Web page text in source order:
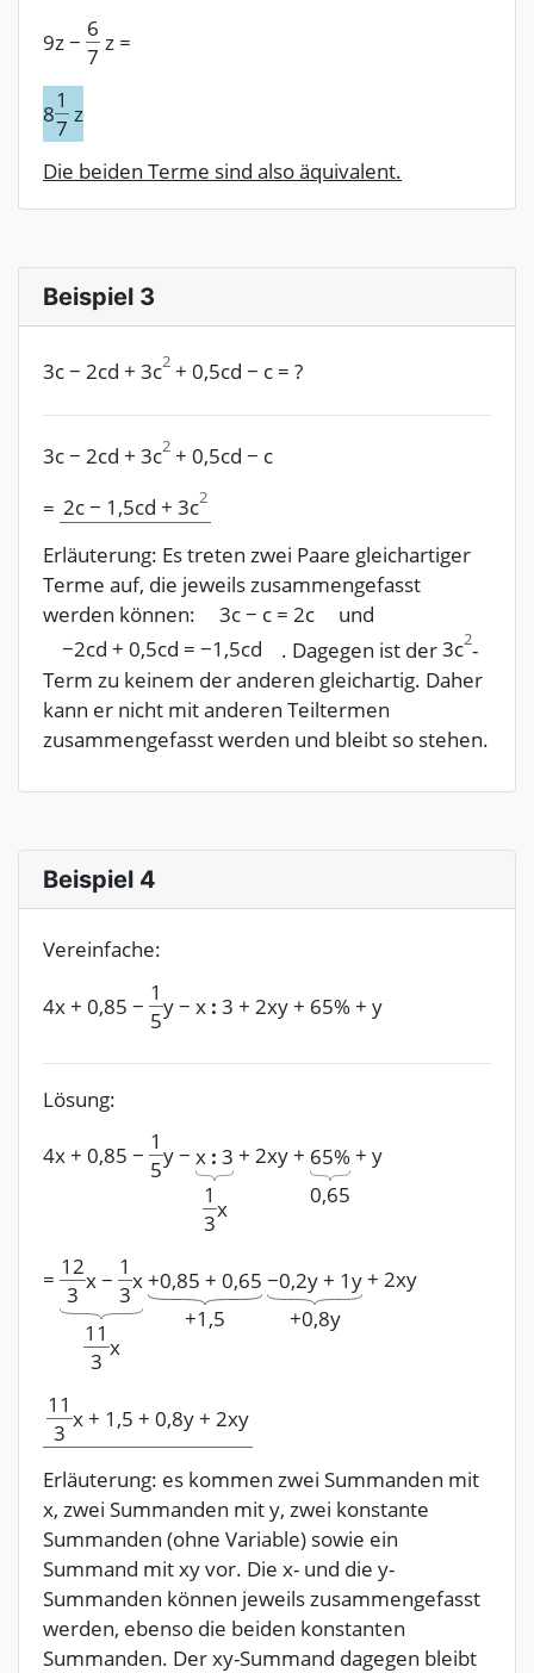
9z−
6
7
z =
8
1
7
z
Die beiden Terme sind also äquivalent.
Beispiel 3
3c− 2cd + 3c2 + 0,5cd − c = ?
3c− 2cd + 3c2 + 0,5cd − c
= 2c− 1,5cd + 3c2
Erläuterung: Es treten zwei Paare gleichartiger
Terme auf, die jeweils zusammengefasst
werden können:
3c− c = 2c
und
−2cd + 0,5cd = −1,5cd . Dagegen ist der3c2-
Term zu keinem der anderen gleichartig. Daher
kann er nicht mit anderen Teiltermen
zusammengefasst werden und bleibt so stehen.
Beispiel 4
Vereinfache:
4x+ 0,85 −
1
5
y− x : 3 + 2xy+ 65% + y
Lösung:
4x+ 0,85 −
1
5
y− x : 3
1
3
x
+ 2xy+ 65%
0,65
+ y
= 12
3
x−
1
3
x
11
3
x
+0,85 + 0,65
+1,5
−0,2y+ 1y
+0,8y
+ 2xy
11
3
x+ 1,5 + 0,8y+ 2xy
Erläuterung: es kommen zwei Summanden mit
x, zwei Summanden mit y, zwei konstante
Summanden (ohne Variable) sowie ein
Summand mit xy vor. Die x- und die y-
Summanden können jeweils zusammengefasst
werden, ebenso die beiden konstanten
Summanden. Der xy-Summand dagegen bleibt